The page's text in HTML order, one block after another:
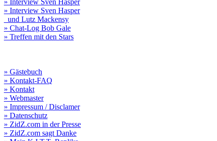
» Interview Sven Hasper
» Interview Sven Hasper
und Lutz Mackensy
» Chat-Log Bob Gale
» Treffen mit den Stars
» Gästebuch
» Kontakt-FAQ
» Kontakt
» Webmaster
» Impressum / Disclamer
» Datenschutz
» ZidZ.com in der Presse
» ZidZ.com sagt Danke